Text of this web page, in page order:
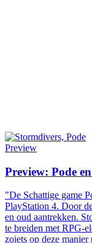
Preview
Preview: Pode
"De Schattige game
PlayStation 4. Door
en oud aantrekken.
te breiden met RPG-
zoiets op deze